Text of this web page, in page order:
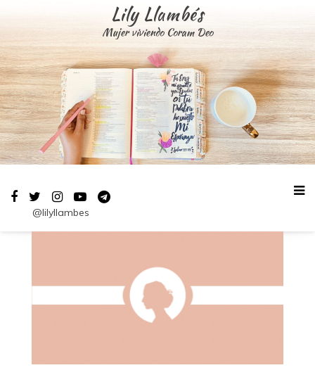
Lily Llambés
Mujer viviendo Coram Deo
@lilyllambes